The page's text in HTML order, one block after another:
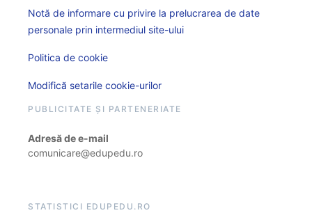
Notă de informare cu privire la prelucrarea de date
personale prin intermediul site-ului
Politica de cookie
Modifică setarile cookie-urilor
PUBLICITATE ȘI PARTENERIATE
Adresă de e-mail
comunicare@edupedu.ro
STATISTICI EDUPEDU.RO